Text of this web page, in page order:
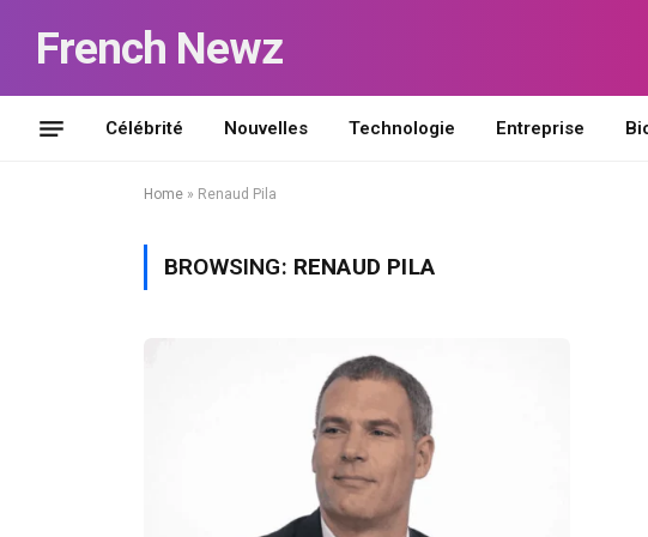
French Newz
Célébrité Nouvelles Technologie Entreprise
Home » Renaud Pila
BROWSING: RENAUD PILA